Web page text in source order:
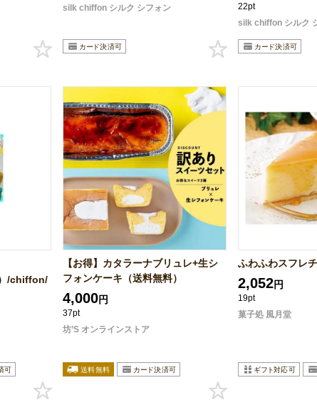
silk chiffon シルク シフォン
22pt
silk chiffon シルク
/chiffon/
【お得】カタラーナブリュレ+生シ
フォンケーキ（送料無料）
4,000円
37pt
坊’S オンラインストア
ふわふわスフレ
2,052円
19pt
菓子処 風月堂